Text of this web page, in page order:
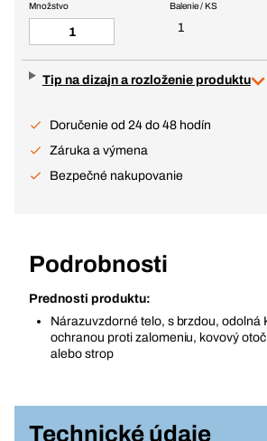
Balenie / KS
1
Množstvo
Tip na dizajn a rozloženie produktu
Doručenie od 24 do 48 hodín
Záruka a výmena
Bezpečné nakupovanie
Podrobnosti
Prednosti produktu:
Nárazuvzdorné telo, s brzdou, odolná
ochranou proti zalomeniu, kovový
alebo strop
Technické údaje